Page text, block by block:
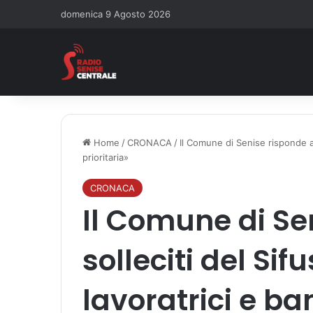
domenica 9 Agosto 2026
Home /CRONACA / Il Comune di Senise risponde
prioritaria»
CRONACA
Il Comune di
solleciti del
lavoratrici e